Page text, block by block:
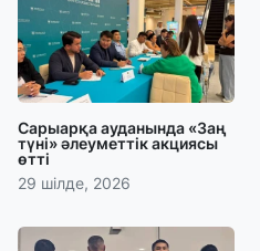
Сарыарқа ауданында «Заң
түні» әлеуметтік акциясы
өтті
29 шілде, 2026